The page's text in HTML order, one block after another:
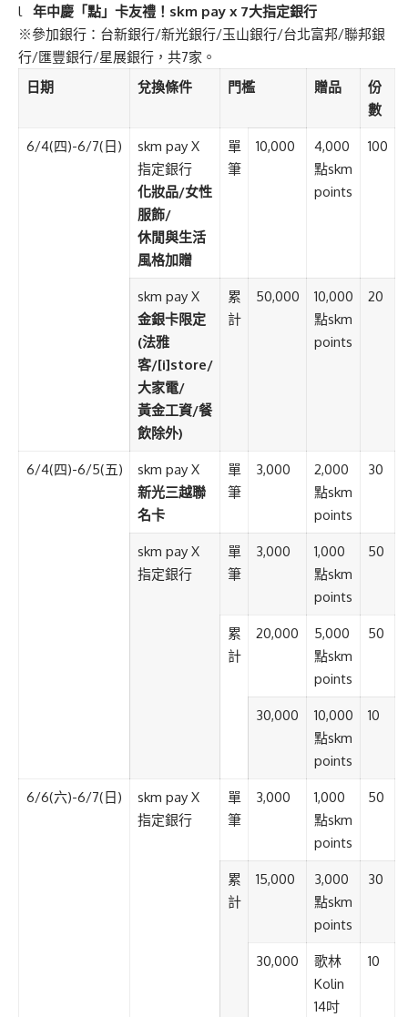
l 年中慶「點」卡友禮！ skm pay x 7大指定銀行
※參加銀行：台新銀行/新光銀行/玉山銀行/台北富邦/聯邦銀
行/匯豐銀行/星展銀行，共7家。
日期
兌換條件 門檻 贈品
份
數
6/4(四)-6/7( 日 )
skm pay X
指定銀行
化妝品/女性
服飾/
休閒與生活
風格加贈
單
筆
10,000
4,000
點skm
points
100
skm pay X
金銀卡限定
(法雅
客/[i]store/
大家電/
黃金工資/餐
飲除外)
累
計
50,000
10,000
點skm
points
20
6/4(四)-6/5(五)
skm pay X
新光三越聯
名卡
單
筆
3,000
2,000
點skm
points
30
skm pay X
指定銀行
單
筆
3,000
1,000
點skm
points
50
累
計
20,000
5,000
點skm
points
50
30,000
10,000
點skm
points
10
6/6(六)-6/7( 日 )
skm pay X
指定銀行
單
筆
3,000
1,000
點skm
points
50
累
計
15,000
3,000
點skm
points
30
30,000
歌林
Kolin
14吋
10